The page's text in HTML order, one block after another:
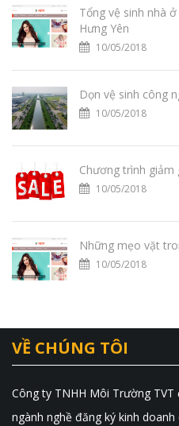
Tổng vệ sinh nhà
Hưng Yên
10/05/2018
Dọn vệ sinh công
10/05/2018
Chương trình giảm
10/05/2018
Những mẹo vặt
10/05/2018
VỀ CHÚNG TÔI
Công ty TNHH Môi Trường
ngành nghề đăng ký kinh